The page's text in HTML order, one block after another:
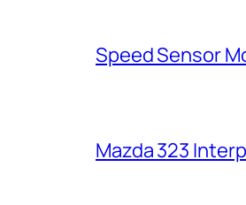
Speed Sensor
Mazda 323